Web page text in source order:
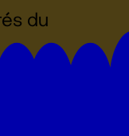
du